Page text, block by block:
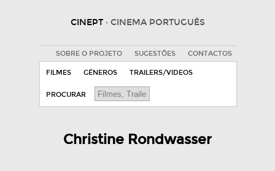
CINEPT · CINEMA PORTUGUÊS
SOBRE O PROJETO SUGESTÕES CONTACTOS
FILMES GÉNEROS TRAILERS/VIDEOS
PROCURAR
Christine Rondwasser